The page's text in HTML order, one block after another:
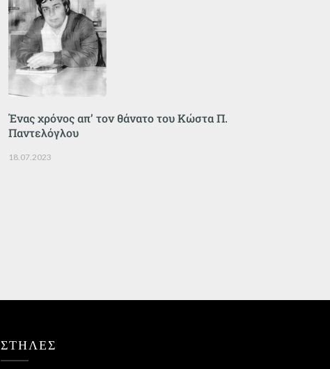
Ένας χρόνος απ’ τον θάνατο του Κώστα Π.
Παντελόγλου
18.07.2023
ΣΤΗΛΕΣ